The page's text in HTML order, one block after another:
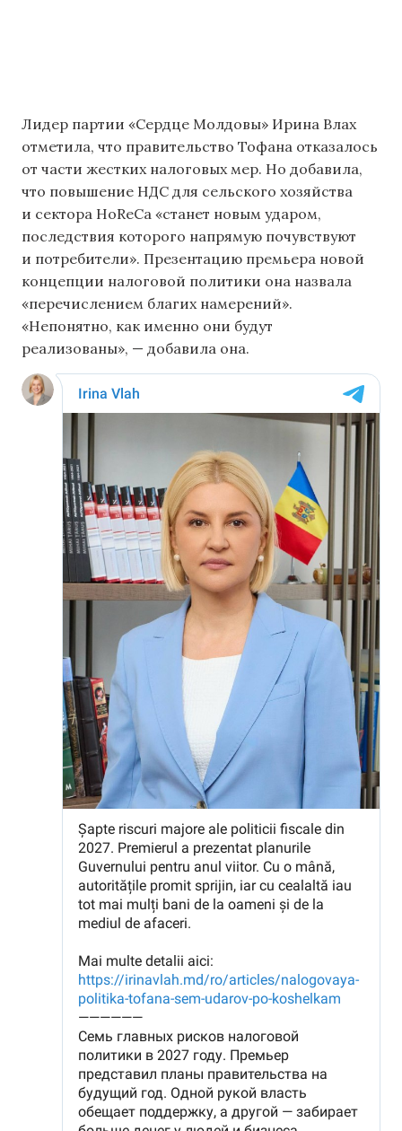
Лидер партии «Сердце Молдовы» Ирина Влах
отметила, что правительство Тофана отказалось
от части жестких налоговых мер. Но добавила,
что повышение НДС для сельского хозяйства
и сектора HoReCa «станет новым ударом,
последствия которого напрямую почувствуют
и потребители». Презентацию премьера новой
концепции налоговой политики она назвала
«перечислением благих намерений».
«Непонятно, как именно они будут
реализованы», — добавила она.